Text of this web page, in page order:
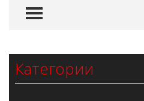
TOGGLE MENU
Категории